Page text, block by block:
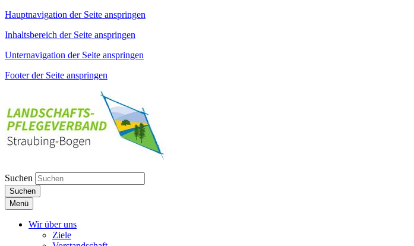
Hauptnavigation der Seite anspringen
Inhaltsbereich der Seite anspringen
Unternavigation der Seite anspringen
Footer der Seite anspringen
Suchen
Suchen
Menü
Wir über uns
Ziele